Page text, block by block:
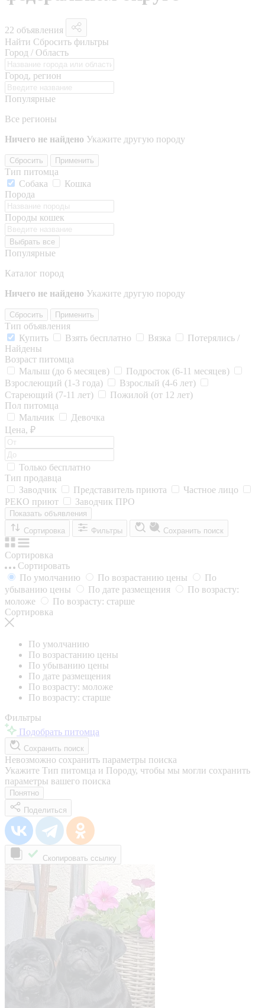
22 объявления
Найти Сбросить фильтры
Город / Область
Город, регион
Популярные
Все регионы
Ничего не найдено Укажите другую породу
Сбросить Применить
Тип питомца
Собака
Кошка
Порода
Породы кошек
Выбрать все
Популярные
Каталог пород
Ничего не найдено Укажите другую породу
Сбросить Применить
Тип объявления
Купить
Взять бесплатно Вязка
Потерялись /
Найдены
Возраст питомца
Малыш (до 6 месяцев)
Подросток (6-11 месяцев)
Взрослеющий (1-3 года)
Взрослый (4-6 лет)
Стареющий (7-11 лет)
Пожилой (от 12 лет)
Пол питомца
Мальчик
Девочка
Цена, ₽
Только бесплатно
Тип продавца
Заводчик
Представитель приюта
Частное лицо
РЕКО приют
Заводчик ПРО
Показать объявления
Сортировка
Фильтры Сохранить поиск
Сортировка
Сортировать
По умолчанию
По возрастанию цены
По
убыванию цены
По дате размещения
По возрасту:
моложе
По возрасту: старше
Сортировка
По умолчанию
По возрастанию цены
По убыванию цены
По дате размещения
По возрасту: моложе
По возрасту: старше
Фильтры
Подобрать питомца
Сохранить поиск
Невозможно сохранить параметры поиска
Укажите Тип питомца и Породу, чтобы мы могли сохранить
параметры вашего поиска
Понятно
Поделиться
Скопировать ссылку